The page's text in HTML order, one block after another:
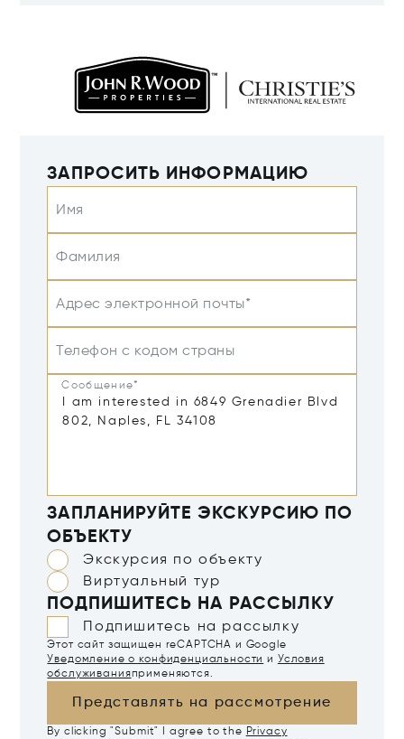
ЗАПРОСИТЬ ИНФОРМАЦИЮ
Имя
Фамилия
Адрес электронной почты*
Телефон с кодом страны
Сообщение*
ЗАПЛАНИРУЙТЕ ЭКСКУРСИЮ ПО
ОБЪЕКТУ
Экскурсия по объекту
Виртуальный тур
ПОДПИШИТЕСЬ НА РАССЫЛКУ
Подпишитесь на рассылку
Этот сайт защищен reCAPTCHA и Google
Уведомление о конфиденциальности и Условия
обслуживанияприменяются.
Представлять на рассмотрение
By clicking "Submit" I agree to the Privacy